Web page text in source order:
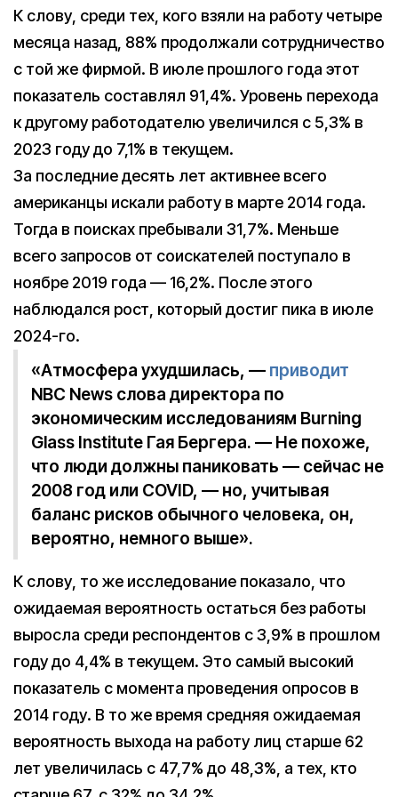
К слову, среди тех, кого взяли на работу четыре
месяца назад, 88% продолжали сотрудничество
с той же фирмой. В июле прошлого года этот
показатель составлял 91,4%. Уровень перехода
к другому работодателю увеличился с 5,3% в
2023 году до 7,1% в текущем.
За последние десять лет активнее всего
американцы искали работу в марте 2014 года.
Тогда в поисках пребывали 31,7%. Меньше
всего запросов от соискателей поступало в
ноябре 2019 года — 16,2%. После этого
наблюдался рост, который достиг пика в июле
2024-го.
«Атмосфера ухудшилась, — приводит
NBC News слова директора по
экономическим исследованиям Burning
Glass Institute Гая Бергера. — Не похоже,
что люди должны паниковать — сейчас не
2008 год или COVID, — но, учитывая
баланс рисков обычного человека, он,
вероятно, немного выше».
К слову, то же исследование показало, что
ожидаемая вероятность остаться без работы
выросла среди респондентов с 3,9% в прошлом
году до 4,4% в текущем. Это самый высокий
показатель с момента проведения опросов в
2014 году. В то же время средняя ожидаемая
вероятность выхода на работу лиц старше 62
лет увеличилась с 47,7% до 48,3%, а тех, кто